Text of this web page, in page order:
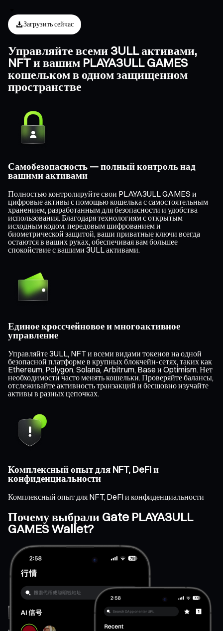
Загрузить сейчас
Управляйте всеми 3ULL активами,
NFT и вашим PLAYA3ULL GAMES
кошельком в одном защищенном
пространстве
Самобезопасность — полный контроль над
вашими активами
Полностью контролируйте свои PLAYA3ULL GAMES и
цифровые активы с помощью кошелька с самостоятельным
хранением, разработанным для безопасности и удобства
использования. Благодаря технологиям с открытым
исходным кодом, передовым шифрованием и
биометрической защитой, ваши приватные ключи всегда
остаются в ваших руках, обеспечивая вам большее
спокойствие с вашими 3ULL активами.
Единое кроссчейновое и многоактивное
управление
Управляйте 3ULL, NFT и всеми видами токенов на одной
безопасной платформе в крупных блокчейн-сетях, таких как
Ethereum, Polygon, Solana, Arbitrum, Base и Optimism. Нет
необходимости часто менять кошельки. Проверяйте балансы,
отслеживайте активность транзакций и бесшовно изучайте
активы в разных цепочках.
Комплексный опыт для NFT, DeFi и
конфиденциальности
Комплексный опыт для NFT, DeFi и конфиденциальности
Почему выбрали Gate PLAYA3ULL
GAMES Wallet?